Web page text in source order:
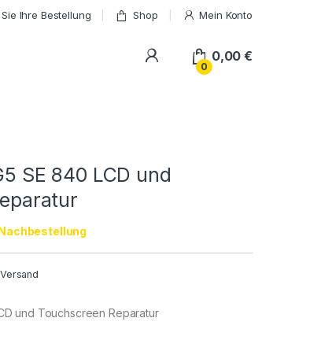
Ihre Bestellung Shop Mein Konto
My Account
0
0,00€
SE 840 LCD und
und Touchscreen Reparatur